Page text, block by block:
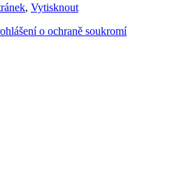
, Vytisknout
o ochraně soukromí